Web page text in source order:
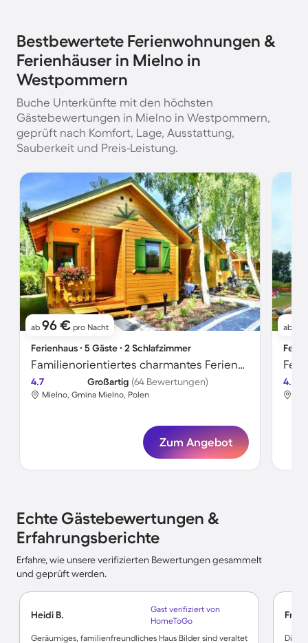
Bestbewertete Ferienwohnungen &
Ferienhäuser in Mielno in
Westpommern
Buche Unterkünfte mit den höchsten
Gästebewertungen in Mielno in Westpommern,
geprüft nach Komfort, Lage, Ausstattung,
Sauberkeit und Preis-Leistung.
ab 96 € pro Nacht
Ferienhaus ∙ 5 Gäste ∙ 2 Schlafzimmer
Familienorientiertes charmantes Ferienhaus mit Grill, Terrasse und Garten | Strand in der Nähe
4.7 Großartig (64 Bewertungen)
Mielno, Gmina Mielno, Polen
Zum Angebot
ab
4.6
Echte Gästebewertungen &
Erfahrungsberichte
Erfahre, wie unsere verifizierten Bewertungen gesammelt
und geprüft werden.
Heidi B.
Gast verifiziert von
HomeToGo
Geräumiges, familienfreundliches Haus Bilder sind veraltet
Die